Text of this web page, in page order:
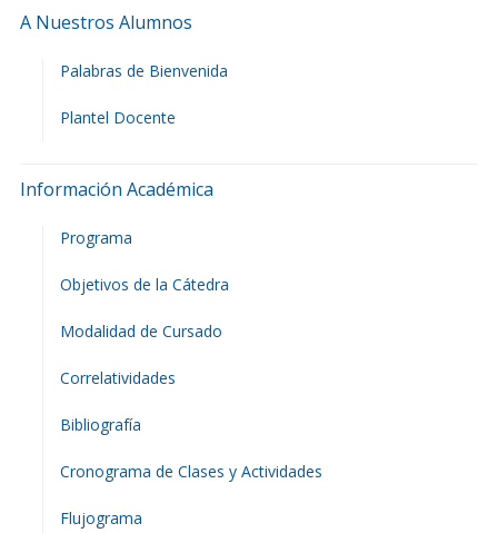
A Nuestros Alumnos
Palabras de Bienvenida
Plantel Docente
Información Académica
Programa
Objetivos de la Cátedra
Modalidad de Cursado
Correlatividades
Bibliografía
Cronograma de Clases y Actividades
Flujograma